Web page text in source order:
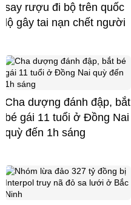
say rượu đi bộ trên quốc
lộ gây tai nạn chết người
Cha dượng đánh đập, bắt
bé gái 11 tuổi ở Đồng Nai
quỳ đến 1h sáng